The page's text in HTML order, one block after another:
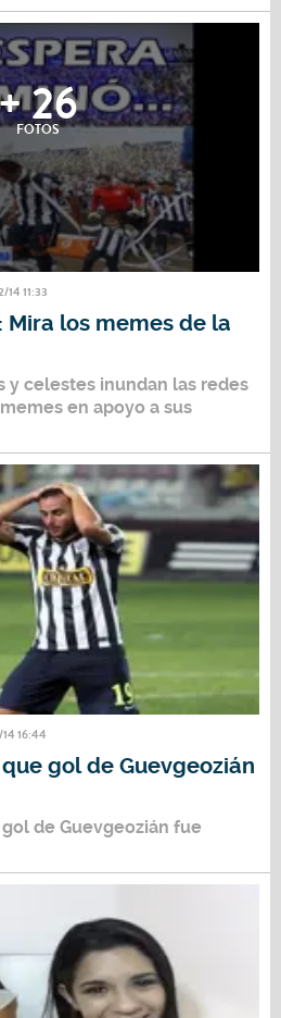
26
FOTOS
14 11:33
Mira los memes de la
y celestes inundan las redes
en apoyo a sus
16:44
gol de Guevgeozián
de Guevgeozián fue